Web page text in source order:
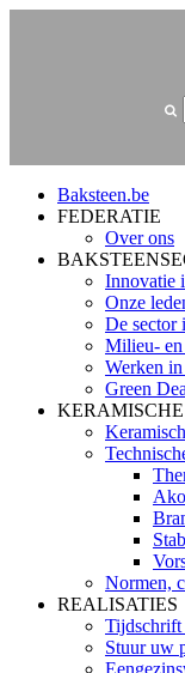
Baksteen.be
FEDERATIE
Over ons
Innovatie
Onze
De sector
Milieu- en
Werken
Green
Normen,
REALISATIES
Tijdschrift
Stuur uw